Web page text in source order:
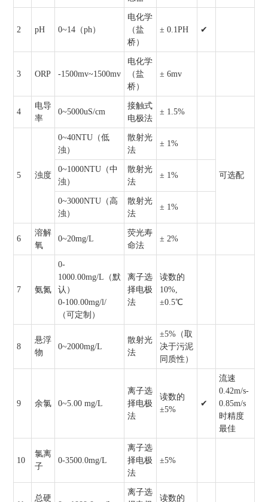
2 pH 0~14（ph）
电化学
（盐
桥）
± 0.1PH ✔
3 ORP -1500mv~1500mv
电化学
（盐
桥）
± 6mv
4
电导
率
0~5000uS/cm
接触式
电极法
± 1.5%
5 浊度
0~40NTU（低
浊）
散射光
法
± 1%
可选配
0~1000NTU（中
浊）
散射光
法
± 1%
0~3000NTU（高
浊）
散射光
法
± 1%
6
溶解
氧
0~20mg/L
荧光寿
命法
± 2%
7 氨氮
0-
1000.00mg/L（默
认）
0-100.00mg/l/
（可定制）
离子选
择电极
法
读数的
10%,
±0.5℃
8
悬浮
物
0~2000mg/L
散射光
法
±5%（取
决于污泥
同质性）
9 余氯 0~5.00 mg/L
离子选
择电极
法
读数的
±5%
✔
流速
0.42m/s-
0.85m/s
时精度
最佳
10
氯离
子
0-3500.0mg/L
离子选
择电极
法
±5%
总硬
离子选
读数的